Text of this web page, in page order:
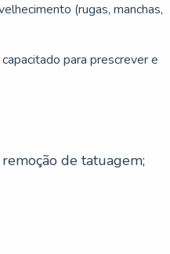
(rugas, manchas,
para prescrever e
de tatuagem;